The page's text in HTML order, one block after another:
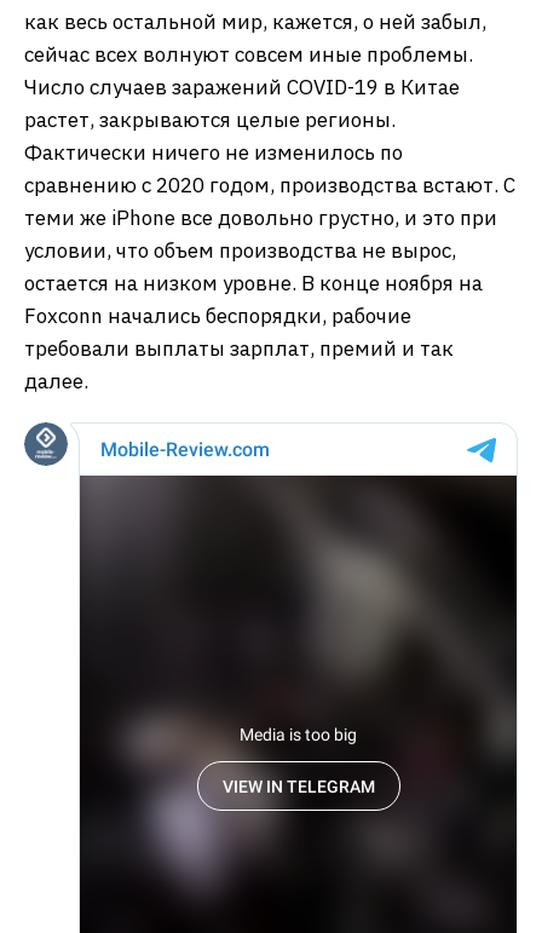
как весь остальной мир, кажется, о ней забыл,
сейчас всех волнуют совсем иные проблемы.
Число случаев заражений COVID-19 в Китае
растет, закрываются целые регионы.
Фактически ничего не изменилось по
сравнению с 2020 годом, производства встают. С
теми же iPhone все довольно грустно, и это при
условии, что объем производства не вырос,
остается на низком уровне. В конце ноября на
Foxconn начались беспорядки, рабочие
требовали выплаты зарплат, премий и так
далее.